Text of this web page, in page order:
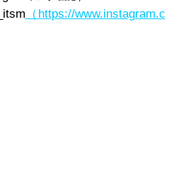
（https://www.instagram.c